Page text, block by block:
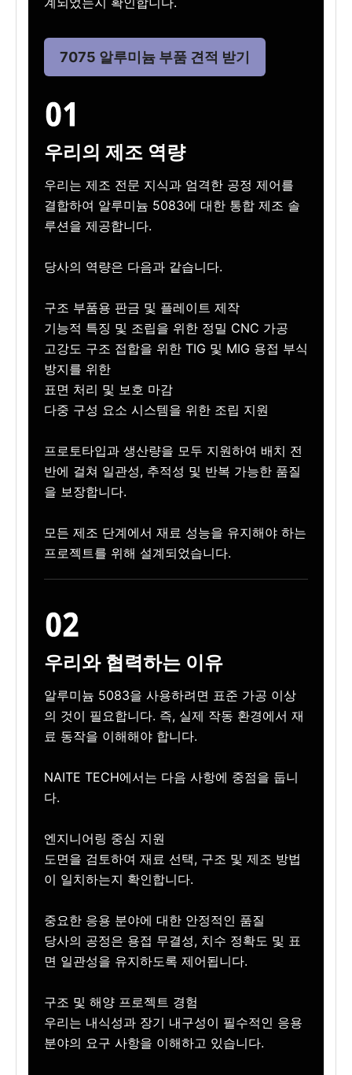
7075 알루미늄 부품 견적 받기
우리의 제조 역량
우리는 제조 전문 지식과 엄격한 공정 제어를
결합하여 알루미늄 5083에 대한 통합 제조 솔
루션을 제공합니다.
당사의 역량은 다음과 같습니다.
구조 부품용 판금 및 플레이트 제작
기능적 특징 및 조립을 위한 정밀 CNC 가공
고강도 구조 접합을 위한 TIG 및 MIG 용접 부식
방지를 위한
표면 처리 및 보호 마감
다중 구성 요소 시스템을 위한 조립 지원
프로토타입과 생산량을 모두 지원하여 배치 전
반에 걸쳐 일관성, 추적성 및 반복 가능한 품질
을 보장합니다.
모든 제조 단계에서 재료 성능을 유지해야 하는
프로젝트를 위해 설계되었습니다.
우리와 협력하는 이유
알루미늄 5083을 사용하려면 표준 가공 이상
의 것이 필요합니다. 즉, 실제 작동 환경에서 재
료 동작을 이해해야 합니다.
NAITE TECH에서는 다음 사항에 중점을 둡니
다.
엔지니어링 중심 지원
도면을 검토하여 재료 선택, 구조 및 제조 방법
이 일치하는지 확인합니다.
중요한 응용 분야에 대한 안정적인 품질
당사의 공정은 용접 무결성, 치수 정확도 및 표
면 일관성을 유지하도록 제어됩니다.
구조 및 해양 프로젝트 경험
우리는 내식성과 장기 내구성이 필수적인 응용
분야의 요구 사항을 이해하고 있습니다.